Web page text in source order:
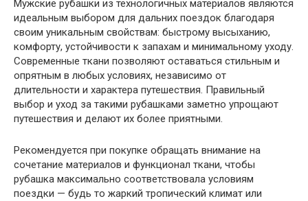
Мужские рубашки из технологичных материалов являются
идеальным выбором для дальних поездок благодаря
своим уникальным свойствам: быстрому высыханию,
комфорту, устойчивости к запахам и минимальному уходу.
Современные ткани позволяют оставаться стильным и
опрятным в любых условиях, независимо от
длительности и характера путешествия. Правильный
выбор и уход за такими рубашками заметно упрощают
путешествия и делают их более приятными.
Рекомендуется при покупке обращать внимание на
сочетание материалов и функционал ткани, чтобы
рубашка максимально соответствовала условиям
поездки — будь то жаркий тропический климат или